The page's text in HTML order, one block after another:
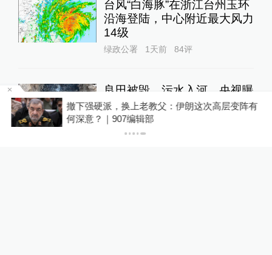
台风“白海豚”在浙江台州玉环
沿海登陆，中心附近最大风力
14级
绿政公署 1天前 84评
1
良田被毁、污水入河，央视曝
光多地乡村排污乱象
直击现场 17小时前
撤下强硬派，换上老教父：伊朗这次高层变阵有
何深意？｜907编辑部